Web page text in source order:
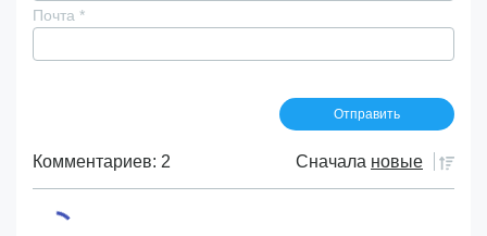
Почта *
Комментариев: 2 Сначала новые